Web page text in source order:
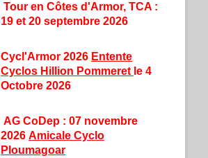
Tour en Côtes d'Armor, TCA :
19 et 20 septembre 2026
Cycl'Armor 2026 Entente
Cyclos Hillion Pommeret le 4
Octobre 2026
AG CoDep : 07 novembre
2026 Amicale Cyclo
Ploumagoar